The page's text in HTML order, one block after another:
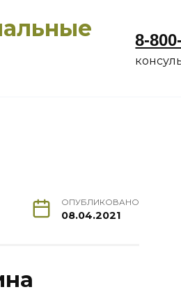
8-
ОПУБЛИКОВАНО
08.04.2021